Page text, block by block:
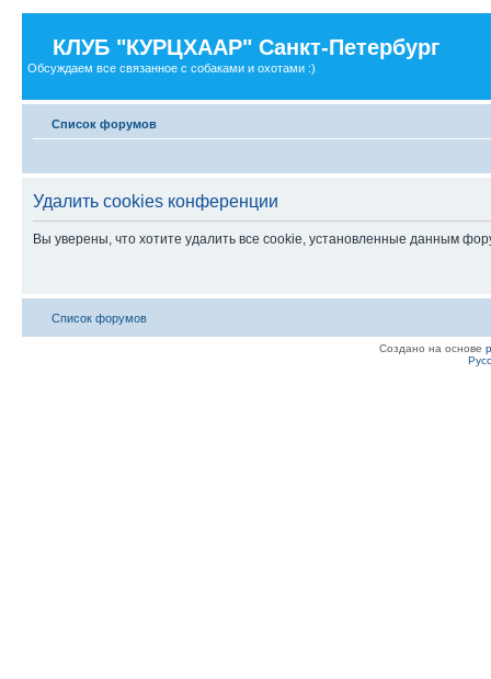
КЛУБ "КУРЦХААР" Санкт-Петербург
Обсуждаем все связанное с собаками и охотами :)
Список форумов
Удалить cookies конференции
Вы уверены, что хотите удалить все cookie, установленные данным
Список форумов
Создано на основе